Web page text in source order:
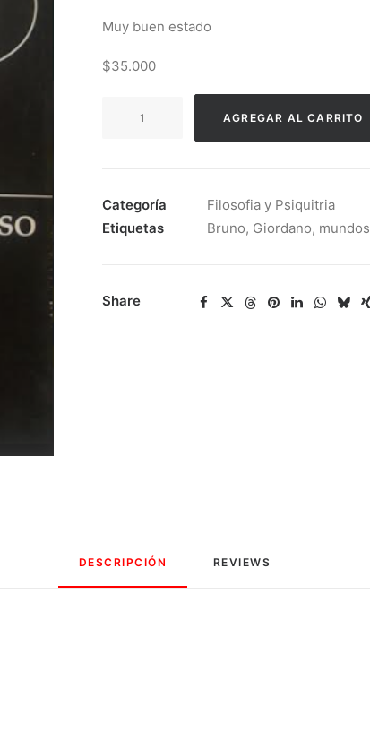
Muy buen estado
$35.000
y
los
Giordano
AGREGAR AL CARRITO
Categoría
Filosofia y Psiquitria
Etiquetas
Bruno, Giordano, mundos
Share
DESCRIPCIÓN REVIEWS